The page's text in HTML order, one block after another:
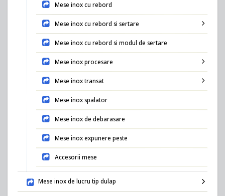
Mese inox cu rebord
Mese inox cu rebord si sertare
Mese inox cu rebord si modul de sertare
Mese inox procesare
Mese inox transat
Mese inox spalator
Mese inox de debarasare
Mese inox expunere peste
Accesorii mese
Mese inox de lucru tip dulap